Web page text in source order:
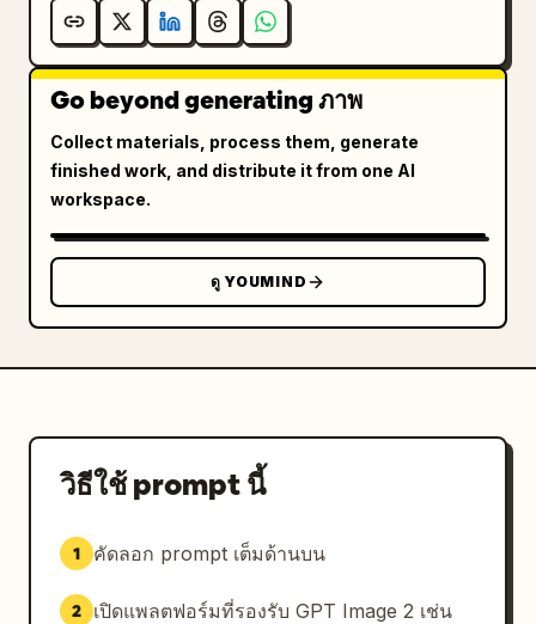
สถาปัตยกรรมวัดญี่ปุ่นและภูเขาในระยะไกล ฮีโร่แมวยืนอยู่
ในตำแหน่งเตรียมพร้อม ผ้าพันคอพริ้วไหว พร้อมยกดาบพู่กัน
สีดำขึ้น โลกส่วนใหญ่เป็นโทนสีเทาโดยมีสีแดงจางๆ ที่ผ้า
พันคอ","camera":"มุมต่ำแบบกว้างปานกลาง"},
เงาที่ไร้รูปร่างจำนวนมากพร้อมดวงตาสีขาวเรืองแสงปรากฏ
ตัวจากรอยหมึกสีดำที่กระเซ็นรอบตัวแมวตัวน้อย รอยหมึก
กระเซ็นที่วุ่นวายเต็มไปทั่วเฟรม","camera":"ภาพมุม
กว้าง"},{"title":"CUT3：ฟันด้วยความเร็ว
สูง","scene":"ฮีโร่พุ่งเข้าฟันในแนวเฉียงอย่างรวดเร็ว
ผ่านกลุ่มปีศาจหมึก เส้นแสดงความเร็วที่รุนแรงและเส้นโค้ง
การฟันสีดำครอบงำองค์ประกอบภาพ","camera":"มุมมอง
เข้ามาอย่างคุกคาม","camera":"ภาพมุมกว้างแบบล้อม
รอบ"},{"title":"CUT5：เปิดใช้งานบัลเล็ต
ไทม์","scene":"ภาพโคลสอัพฮีโร่ แมวยกดาบขึ้นในแนว
หยุดนิ่ง พื้นผิวหมึกกระเซ็นยังคงค้างอยู่กลาง
เริ่มท่าฟันหลอก","scene":"ในเวลาที่หยุดนิ่ง มีเพียงแมว
Go beyond generating ภาพ
Collect materials, process them, generate
finished work, and distribute it from one AI
workspace.
ดู YOUMIND
วิธีใช้ prompt นี้
1 คัดลอก prompt เต็มด้านบน
2
เปิดแพลตฟอร์มที่รองรับ GPT Image 2 เช่น